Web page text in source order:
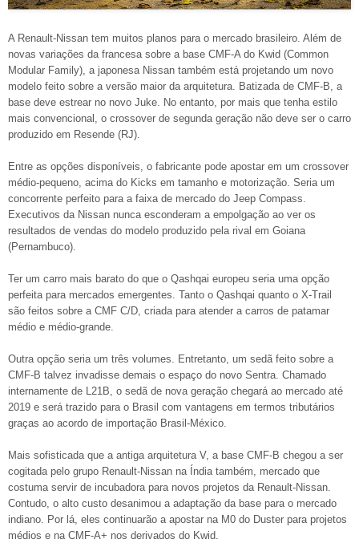
A Renault-Nissan tem muitos planos para o mercado brasileiro. Além de
novas variações da francesa sobre a base CMF-A do Kwid (Common
Modular Family), a japonesa Nissan também está projetando um novo
modelo feito sobre a versão maior da arquitetura. Batizada de CMF-B, a
base deve estrear no novo Juke. No entanto, por mais que tenha estilo
mais convencional, o crossover de segunda geração não deve ser o carro
produzido em Resende (RJ).
Entre as opções disponíveis, o fabricante pode apostar em um crossover
médio-pequeno, acima do Kicks em tamanho e motorização. Seria um
concorrente perfeito para a faixa de mercado do Jeep Compass.
Executivos da Nissan nunca esconderam a empolgação ao ver os
resultados de vendas do modelo produzido pela rival em Goiana
(Pernambuco).
Ter um carro mais barato do que o Qashqai europeu seria uma opção
perfeita para mercados emergentes. Tanto o Qashqai quanto o X-Trail
são feitos sobre a CMF C/D, criada para atender a carros de patamar
médio e médio-grande.
Outra opção seria um três volumes. Entretanto, um sedã feito sobre a
CMF-B talvez invadisse demais o espaço do novo Sentra. Chamado
internamente de L21B, o sedã de nova geração chegará ao mercado até
2019 e será trazido para o Brasil com vantagens em termos tributários
graças ao acordo de importação Brasil-México.
Mais sofisticada que a antiga arquitetura V, a base CMF-B chegou a ser
cogitada pelo grupo Renault-Nissan na Índia também, mercado que
costuma servir de incubadora para novos projetos da Renault-Nissan.
Contudo, o alto custo desanimou a adaptação da base para o mercado
indiano. Por lá, eles continuarão a apostar na M0 do Duster para projetos
médios e na CMF-A+ nos derivados do Kwid.